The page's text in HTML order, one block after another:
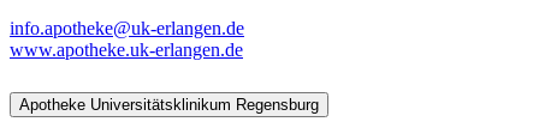
info.apotheke@uk-erlangen.de
www.apotheke.uk-erlangen.de
Apotheke Universitätsklinikum Regensburg